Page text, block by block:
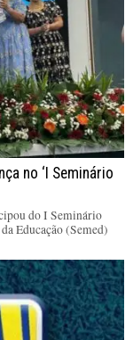
no ‘I Seminário
do I Seminário
Educação (Semed)